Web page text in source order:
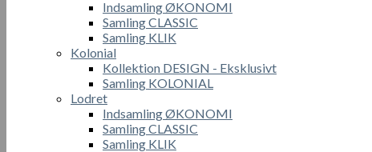
Indsamling ØKONOMI
Samling CLASSIC
Samling KLIK
Kolonial
Kollektion DESIGN - Eksklusivt
Samling KOLONIAL
Lodret
Indsamling ØKONOMI
Samling CLASSIC
Samling KLIK